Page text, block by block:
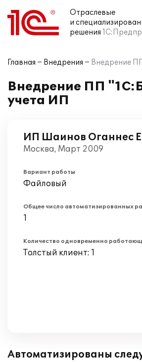
Отраслевые
и
решения
Главная Внедрения Внедрение
Внедрение ПП
учета ИП
ИП Шаинов Оганнес
Москва, Март 2009
Вариант работы
Файловый
Общее число автоматизированных
1
Количество одновременно
Толстый клиент: 1
Автоматизированы